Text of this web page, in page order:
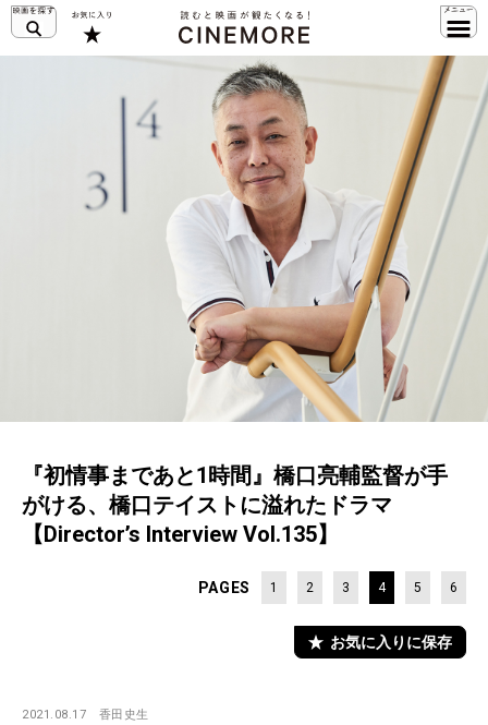
『初情事まであと1時間』橋口亮輔監督が手
がける、橋口テイストに溢れたドラマ
【Director’s Interview Vol.135】
PAGES 1 2 3 4 5 6
お気に入りに保存
2021.08.17 香田史生